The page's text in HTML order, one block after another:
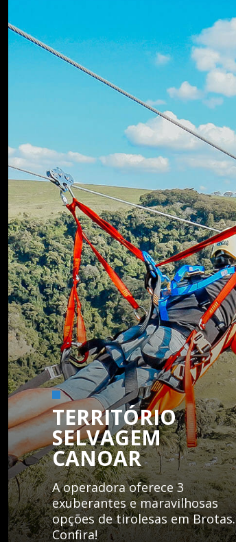
TERRITÓRIO
SELVAGEM
CANOAR
A operadora oferece 3
exuberantes e maravilhosas
opções de tirolesas em Brotas.
Confira!